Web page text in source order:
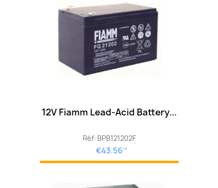
12V Fiamm Lead-Acid Battery...
Réf: BPB121202F
€43.56 HT